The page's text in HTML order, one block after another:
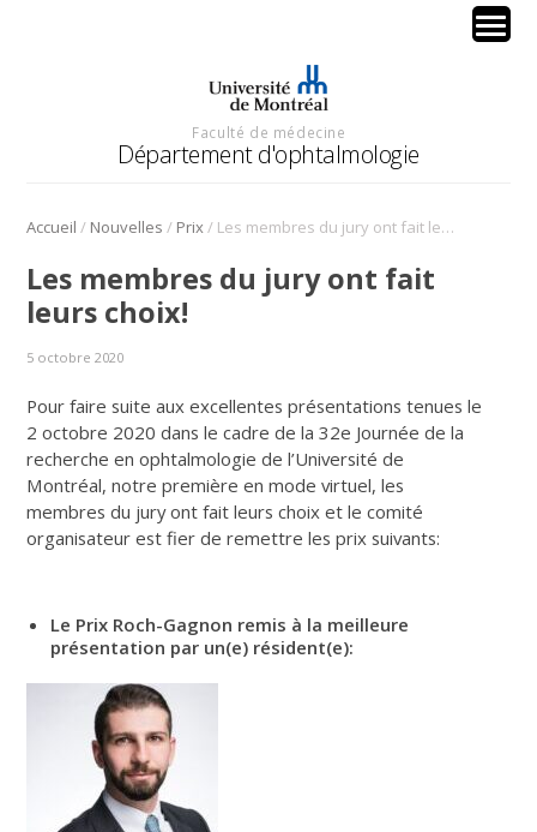
Faculté de médecine
Département d'ophtalmologie
Accueil / Nouvelles / Prix/ Les membres du jury ont fait leurs choix!
Les membres du jury ont fait
leurs choix!
5 octobre 2020
Pour faire suite aux excellentes présentations tenues le
2 octobre 2020 dans le cadre de la 32e Journée de la
recherche en ophtalmologie de l’Université de
Montréal, notre première en mode virtuel, les
membres du jury ont fait leurs choix et le comité
organisateur est fier de remettre les prix suivants:
Le Prix Roch-Gagnon remis à la meilleure
présentation par un(e) résident(e):